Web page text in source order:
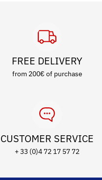
FREE DELIVERY
from 200€ of purchase
CUSTOMER SERVICE
+ 33 (0)4 72 17 57 72